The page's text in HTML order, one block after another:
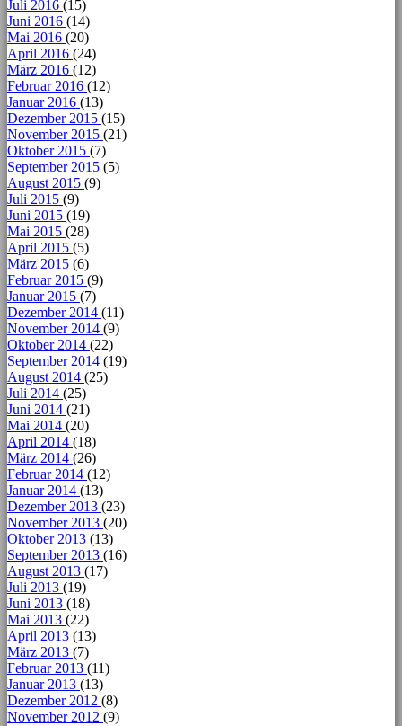
Juli 2016 (15)
Juni 2016 (14)
Mai 2016 (20)
April 2016 (24)
März 2016 (12)
Februar 2016 (12)
Januar 2016 (13)
Dezember 2015 (15)
November 2015 (21)
Oktober 2015 (7)
September 2015 (5)
August 2015 (9)
Juli 2015 (9)
Juni 2015 (19)
Mai 2015 (28)
April 2015 (5)
März 2015 (6)
Februar 2015 (9)
Januar 2015 (7)
Dezember 2014 (11)
November 2014 (9)
Oktober 2014 (22)
September 2014 (19)
August 2014 (25)
Juli 2014 (25)
Juni 2014 (21)
Mai 2014 (20)
April 2014 (18)
März 2014 (26)
Februar 2014 (12)
Januar 2014 (13)
Dezember 2013 (23)
November 2013 (20)
Oktober 2013 (13)
September 2013 (16)
August 2013 (17)
Juli 2013 (19)
Juni 2013 (18)
Mai 2013 (22)
April 2013 (13)
März 2013 (7)
Februar 2013 (11)
Januar 2013 (13)
Dezember 2012 (8)
November 2012 (9)